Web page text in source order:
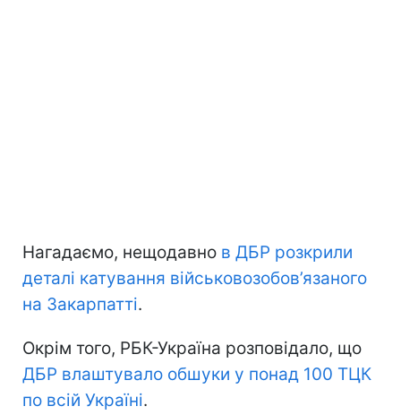
Нагадаємо, нещодавно в ДБР розкрили
деталі катування військовозобов’язаного
на Закарпатті.
Окрім того, РБК-Україна розповідало, що
ДБР влаштувало обшуки у понад 100 ТЦК
по всій Україні.